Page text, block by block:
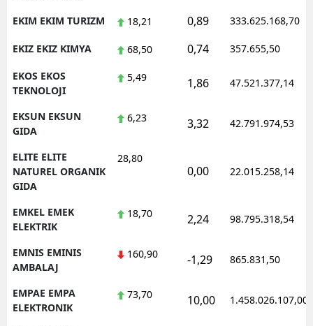
EKIM EKIM TURIZM 18,21 0,89 333.625.168,70
EKIZ EKIZ KIMYA 68,50 0,74 357.655,50
EKOS EKOS
TEKNOLOJI
5,49 1,86 47.521.377,14
EKSUN EKSUN
GIDA
6,23 3,32 42.791.974,53
ELITE ELITE
NATUREL ORGANIK
GIDA
28,80
0,00 22.015.258,14
EMKEL EMEK
ELEKTRIK
18,70 2,24 98.795.318,54
EMNIS EMINIS
AMBALAJ
160,90 -1,29 865.831,50
EMPAE EMPA
ELEKTRONIK
73,70 10,00 1.458.026.107,00